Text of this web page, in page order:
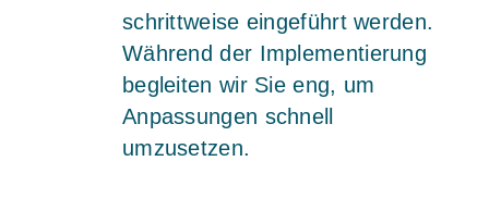
schrittweise eingeführt werden.
Während der Implementierung
begleiten wir Sie eng, um
Anpassungen schnell
umzusetzen.